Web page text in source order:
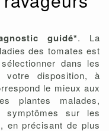
guidé*. La
des tomates est
dans les
votre disposition, à
le mieux aux
plantes malades,
sur les
en précisant de plus